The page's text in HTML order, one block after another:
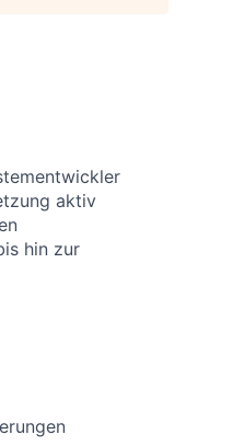
aktiv
hin zur